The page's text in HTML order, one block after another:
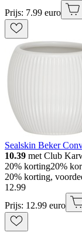
Prijs: 7.99 euro
Sealskin Beker
10.39 met Club
20% korting20%
20% korting,
12.99
Prijs: 12.99 euro